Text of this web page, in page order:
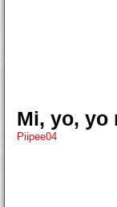
Mi, yo, yo
Piipee04